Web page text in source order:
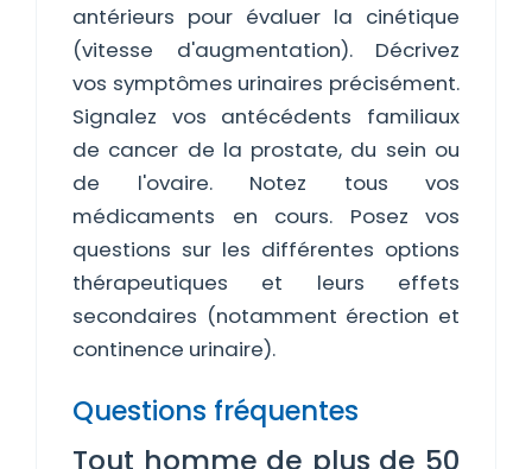
antérieurs pour évaluer la cinétique
(vitesse d'augmentation). Décrivez
vos symptômes urinaires précisément.
Signalez vos antécédents familiaux
de cancer de la prostate, du sein ou
de l'ovaire. Notez tous vos
médicaments en cours. Posez vos
questions sur les différentes options
thérapeutiques et leurs effets
secondaires (notamment érection et
continence urinaire).
Questions fréquentes
Tout homme de plus de 50